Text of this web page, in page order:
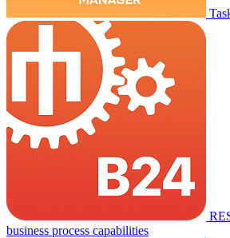
business process capabilities